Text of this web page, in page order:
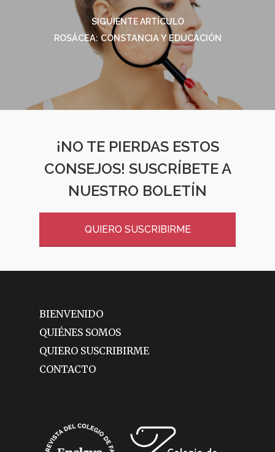
SIGUIENTE ARTÍCULO
ROSÁCEA: CONSTANCIA Y EDUCACIÓN
¡NO TE PIERDAS ESTOS
CONSEJOS! SUSCRÍBETE A
NUESTRO BOLETÍN
QUIERO SUSCRIBIRME
BIENVENIDO
QUIÉNES SOMOS
QUIERO SUSCRIBIRME
CONTACTO